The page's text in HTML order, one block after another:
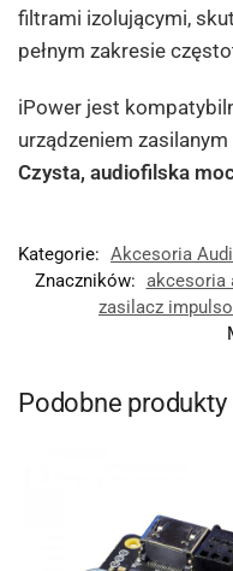
filtrami izolującymi,
pełnym zakresie
iPower jest
urządzeniem
Czysta, audiofilska
Kategorie: Akcesoria
Znaczników: akcesoria
zasilacz
Podobne produkty